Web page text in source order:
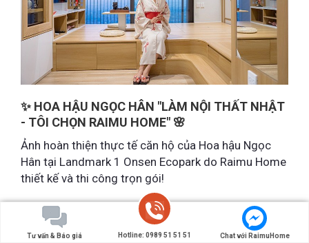
✨ HOA HẬU NGỌC HÂN "LÀM NỘI THẤT NHẬT
- TÔI CHỌN RAIMU HOME" 🌸
Ảnh hoàn thiện thực tế căn hộ của Hoa hậu Ngọc
Hân tại Landmark 1 Onsen Ecopark do Raimu Home
thiết kế và thi công trọn gói!
Tư vấn & Báo giá Hotline: 0989 51 51 51 Chat với RaimuHome